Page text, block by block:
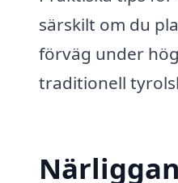
särskilt om du
förväg under
traditionell